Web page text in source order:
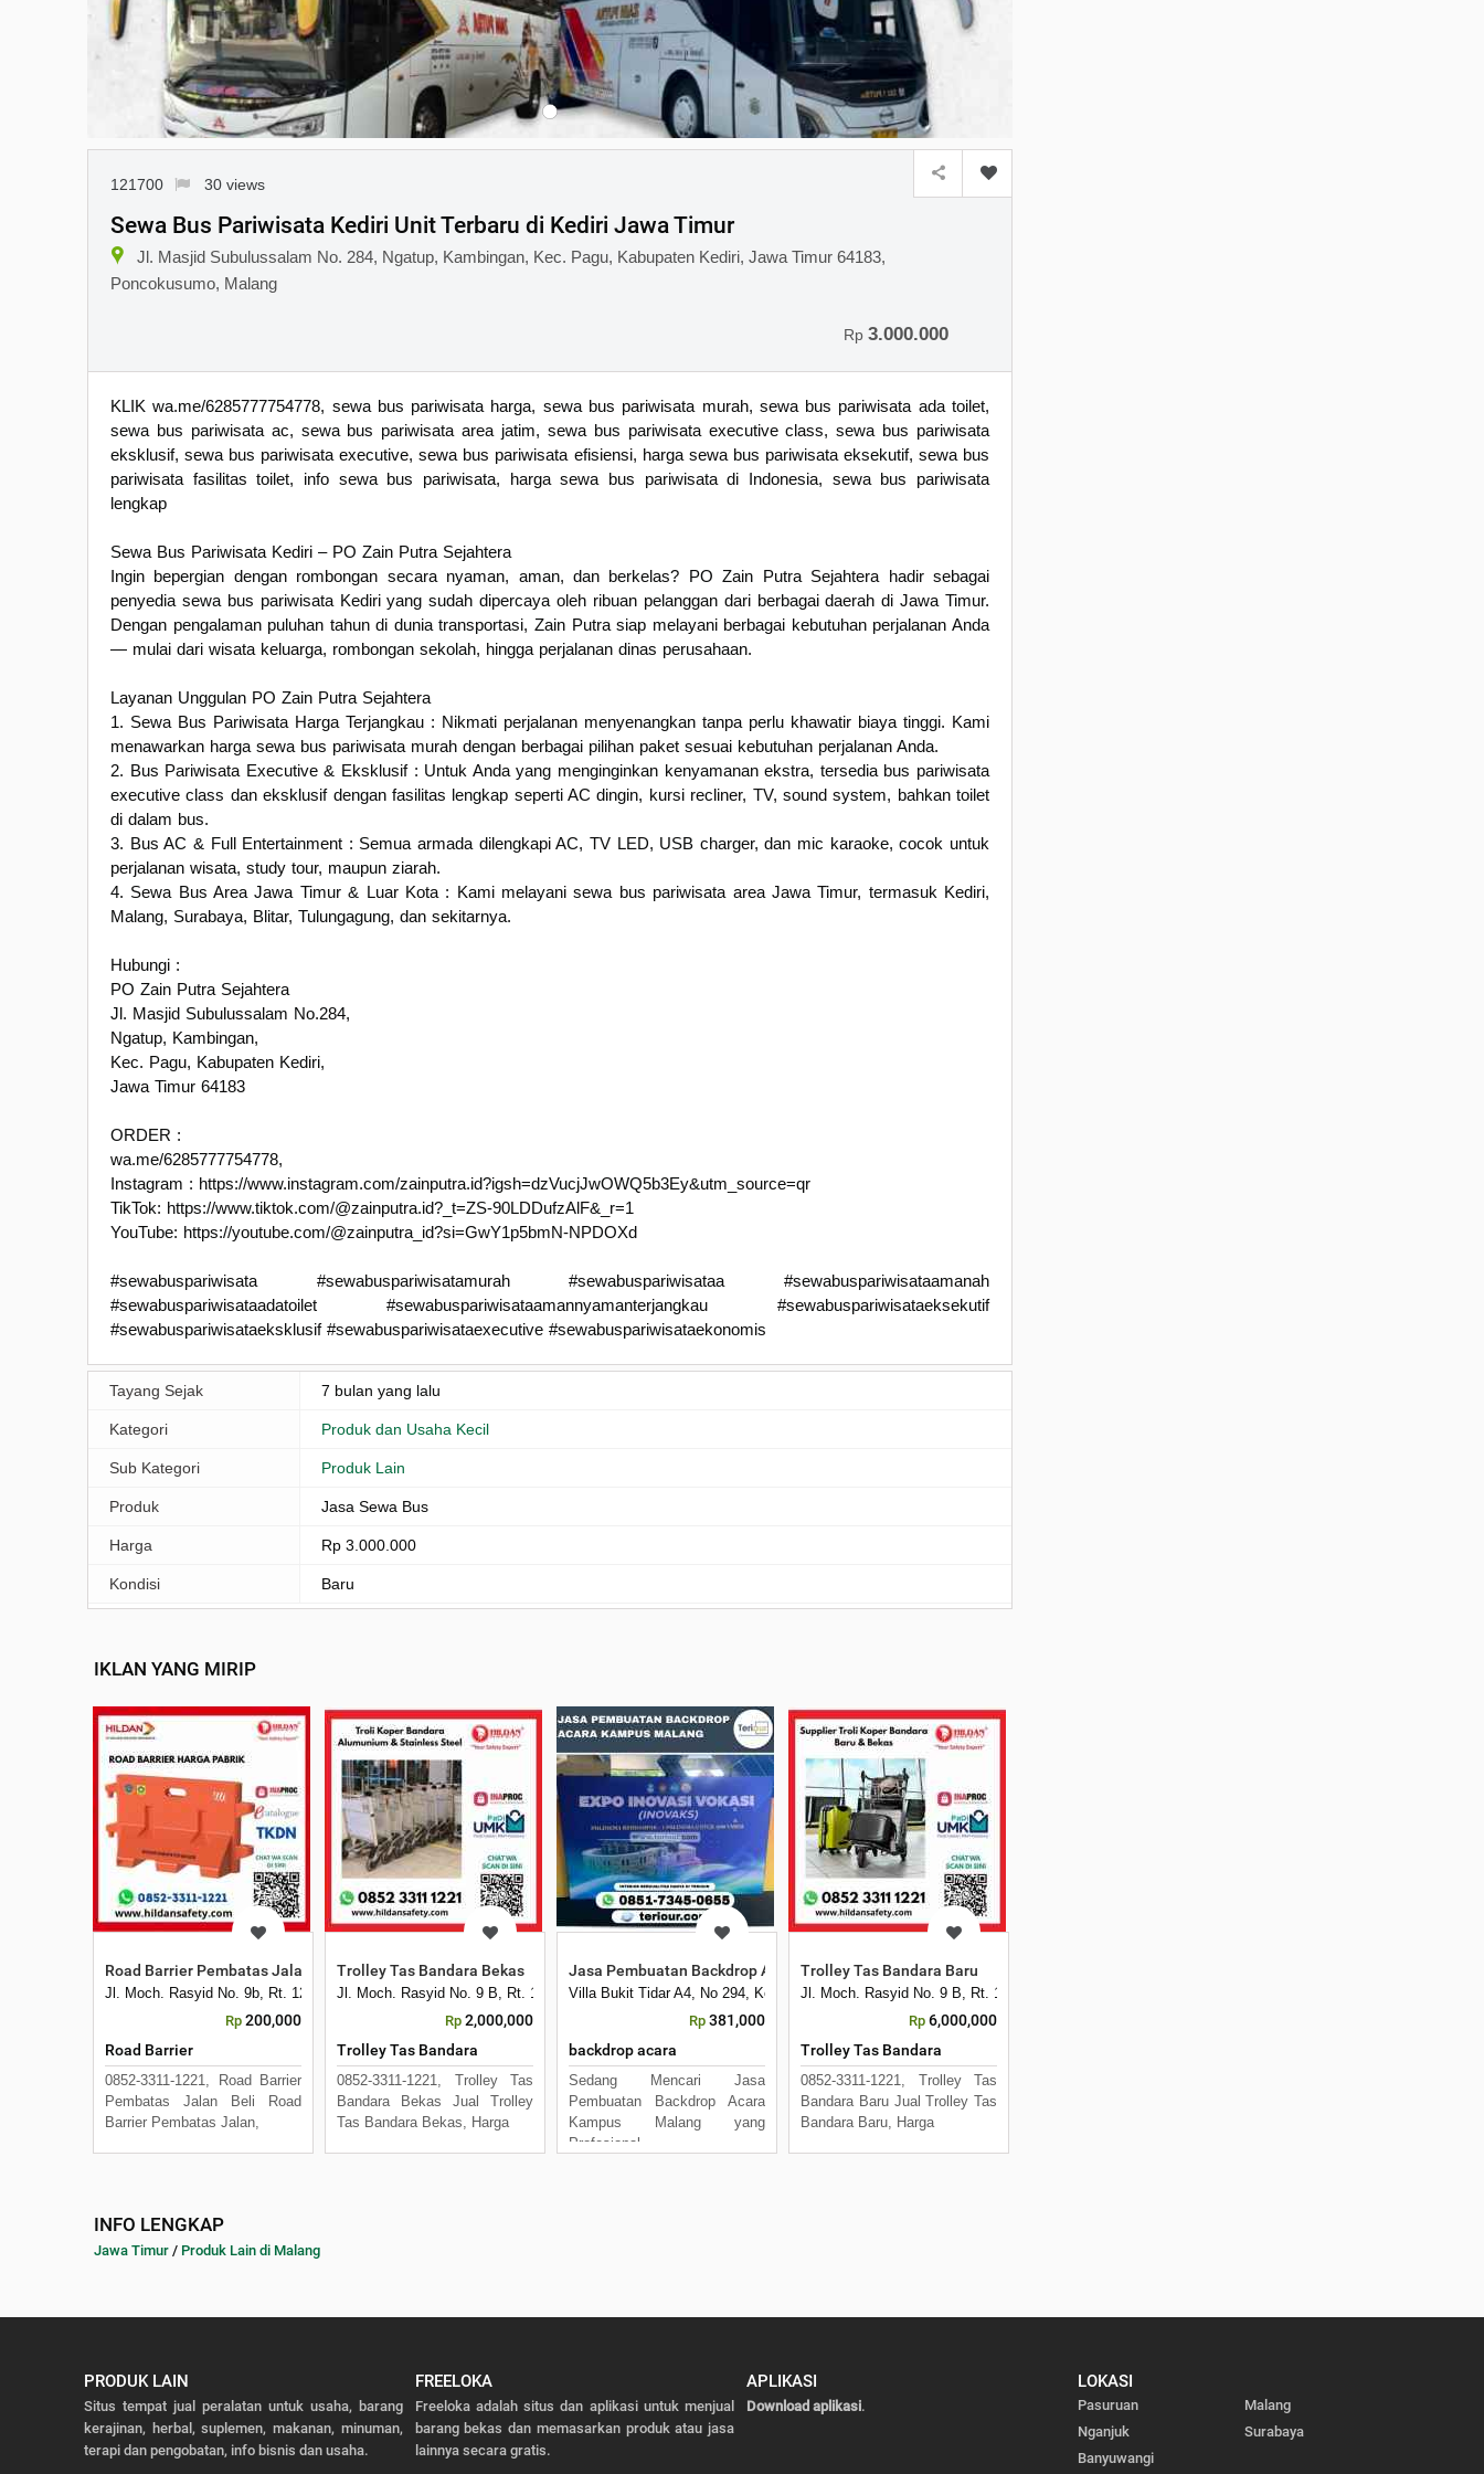
121700 30 views
Sewa Bus Pariwisata Kediri Unit Terbaru di Kediri Jawa Timur
Jl. Masjid Subulussalam No. 284, Ngatup, Kambingan, Kec. Pagu, Kabupaten Kediri, Jawa Timur 64183,
Poncokusumo, Malang
Rp 3.000.000
KLIK wa.me/6285777754778, sewa bus pariwisata harga, sewa bus pariwisata murah, sewa bus pariwisata ada toilet,
sewa bus pariwisata ac, sewa bus pariwisata area jatim, sewa bus pariwisata executive class, sewa bus pariwisata
eksklusif, sewa bus pariwisata executive, sewa bus pariwisata efisiensi, harga sewa bus pariwisata eksekutif, sewa bus
pariwisata fasilitas toilet, info sewa bus pariwisata, harga sewa bus pariwisata di Indonesia, sewa bus pariwisata
lengkap
Sewa Bus Pariwisata Kediri – PO Zain Putra Sejahtera
Ingin bepergian dengan rombongan secara nyaman, aman, dan berkelas? PO Zain Putra Sejahtera hadir sebagai
penyedia sewa bus pariwisata Kediri yang sudah dipercaya oleh ribuan pelanggan dari berbagai daerah di Jawa Timur.
Dengan pengalaman puluhan tahun di dunia transportasi, Zain Putra siap melayani berbagai kebutuhan perjalanan Anda
— mulai dari wisata keluarga, rombongan sekolah, hingga perjalanan dinas perusahaan.
Layanan Unggulan PO Zain Putra Sejahtera
1. Sewa Bus Pariwisata Harga Terjangkau : Nikmati perjalanan menyenangkan tanpa perlu khawatir biaya tinggi. Kami
menawarkan harga sewa bus pariwisata murah dengan berbagai pilihan paket sesuai kebutuhan perjalanan Anda.
2. Bus Pariwisata Executive & Eksklusif : Untuk Anda yang menginginkan kenyamanan ekstra, tersedia bus pariwisata
executive class dan eksklusif dengan fasilitas lengkap seperti AC dingin, kursi recliner, TV, sound system, bahkan toilet
di dalam bus.
3. Bus AC & Full Entertainment : Semua armada dilengkapi AC, TV LED, USB charger, dan mic karaoke, cocok untuk
perjalanan wisata, study tour, maupun ziarah.
4. Sewa Bus Area Jawa Timur & Luar Kota : Kami melayani sewa bus pariwisata area Jawa Timur, termasuk Kediri,
Malang, Surabaya, Blitar, Tulungagung, dan sekitarnya.
Hubungi :
PO Zain Putra Sejahtera
Jl. Masjid Subulussalam No.284,
Ngatup, Kambingan,
Kec. Pagu, Kabupaten Kediri,
Jawa Timur 64183
ORDER :
wa.me/6285777754778,
Instagram : https://www.instagram.com/zainputra.id?igsh=dzVucjJwOWQ5b3Ey&utm_source=qr
TikTok: https://www.tiktok.com/@zainputra.id?_t=ZS-90LDDufzAlF&_r=1
YouTube: https://youtube.com/@zainputra_id?si=GwY1p5bmN-NPDOXd
#sewabuspariwisata #sewabuspariwisatamurah #sewabuspariwisataa #sewabuspariwisataamanah
#sewabuspariwisataadatoilet #sewabuspariwisataamannyamanterjangkau #sewabuspariwisataeksekutif
#sewabuspariwisataeksklusif #sewabuspariwisataexecutive #sewabuspariwisataekonomis
Tayang Sejak 7 bulan yang lalu
Kategori Produk dan Usaha Kecil
Sub Kategori Produk Lain
Produk Jasa Sewa Bus
Harga Rp 3.000.000
Kondisi Baru
IKLAN YANG MIRIP
Road Barrier Pembatas Jalan
Jl. Moch. Rasyid No. 9b, Rt. 12 Rw. 3, Kelurahan Mulyorejo
Rp 200,000
Road Barrier
0852-3311-1221, Road Barrier
Pembatas Jalan Beli Road
Barrier Pembatas Jalan,
Trolley Tas Bandara Bekas
Jl. Moch. Rasyid No. 9 B, Rt. 12 Rw. 3, Kelurahan Mulyorejo
Rp 2,000,000
Trolley Tas Bandara
0852-3311-1221, Trolley Tas
Bandara Bekas Jual Trolley
Tas Bandara Bekas, Harga
Jasa Pembuatan Backdrop Acara Kampus Malang
Villa Bukit Tidar A4, No 294, Kota Malang
Rp 381,000
backdrop acara
Sedang Mencari Jasa
Pembuatan Backdrop Acara
Kampus Malang yang
Profesional,
Trolley Tas Bandara Baru
Jl. Moch. Rasyid No. 9 B, Rt. 12 Rw. 3, Kelurahan Mulyorejo
Rp 6,000,000
Trolley Tas Bandara
0852-3311-1221, Trolley Tas
Bandara Baru Jual Trolley Tas
Bandara Baru, Harga
INFO LENGKAP
Jawa Timur / Produk Lain di Malang
PRODUK LAIN
Situs tempat jual peralatan untuk usaha, barang
kerajinan, herbal, suplemen, makanan, minuman,
terapi dan pengobatan, info bisnis dan usaha.
FREELOKA
Freeloka adalah situs dan aplikasi untuk menjual
barang bekas dan memasarkan produk atau jasa
lainnya secara gratis.
APLIKASI
Download aplikasi.
LOKASI
Pasuruan
Malang
Nganjuk
Surabaya
Banyuwangi